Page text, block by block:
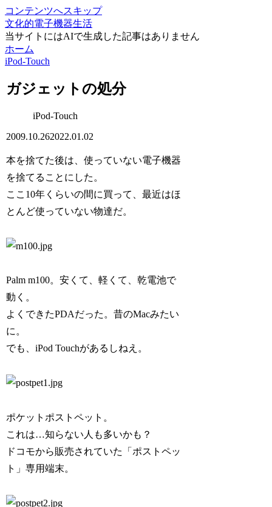
コンテンツへスキップ
文化的電子機器生活
当サイトにはAIで生成した記事はありません
ホーム
iPod-Touch
ガジェットの処分
iPod-Touch
2009.10.262022.01.02
本を捨てた後は、使っていない電子機器
を捨てることにした。
ここ10年くらいの間に買って、最近はほ
とんど使っていない物達だ。
Palm m100。安くて、軽くて、乾電池で
動く。
よくできたPDAだった。昔のMacみたい
に。
でも、iPod Touchがあるしねえ。
ポケットポストペット。
これは…知らない人も多いかも？
ドコモから販売されていた「ポストペッ
ト」専用端末。